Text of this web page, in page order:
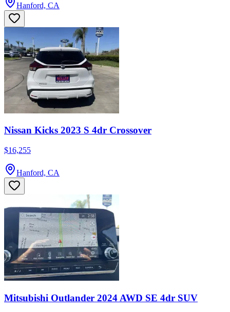
Hanford, CA
Nissan Kicks 2023 S 4dr Crossover
$16,255
Hanford, CA
Mitsubishi Outlander 2024 AWD SE 4dr SUV